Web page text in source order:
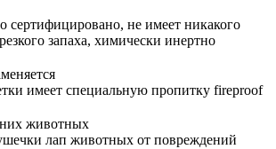
сертифицировано, не имеет никакого
запаха, химически инертно
имеет специальную пропитку fireproof
животных
лап животных от повреждений